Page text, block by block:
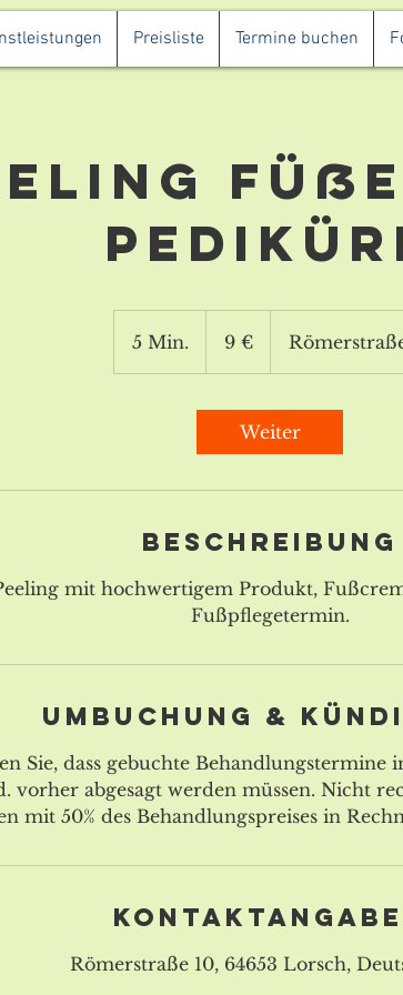
Preisliste Termine buchen
5 Min.
M
9 €
Weiter
Beschreibung
mit hochwertigem Produkt,
Fußpflegetermin.
Umbuchung &
Sie, dass gebuchte Behandlungstermine
vorher abgesagt werden müssen. Nicht
mit 50% des Behandlungspreises in
Römerstraße 10, 64653 Lorsch,